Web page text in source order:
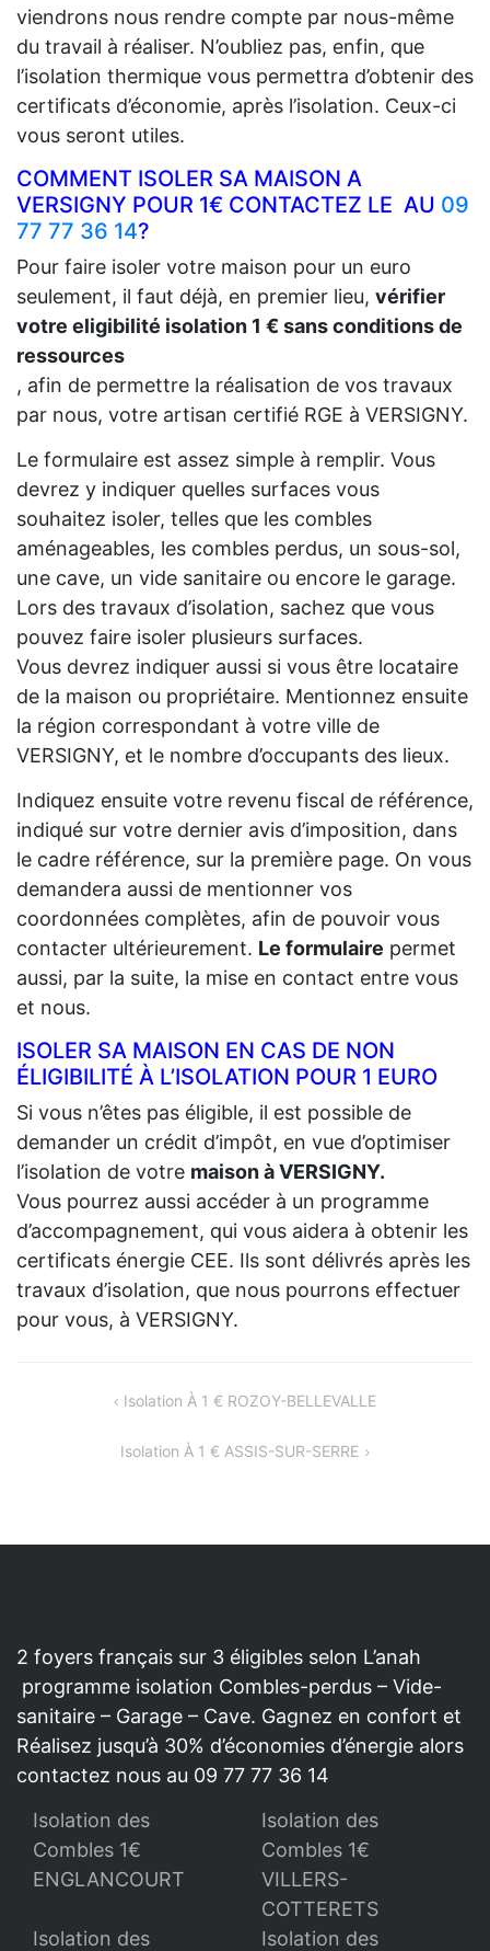
viendrons nous rendre compte par nous-même
du travail à réaliser. N’oubliez pas, enfin, que
l’isolation thermique vous permettra d’obtenir des
certificats d’économie, après l’isolation. Ceux-ci
vous seront utiles.
COMMENT ISOLER SA MAISON A
VERSIGNY POUR 1€ CONTACTEZ LE AU 09
77 77 36 14?
Pour faire isoler votre maison pour un euro
seulement, il faut déjà, en premier lieu, vérifier
votre eligibilité isolation 1 € sans conditions de
ressources
, afin de permettre la réalisation de vos travaux
par nous, votre artisan certifié RGE à VERSIGNY.
Le formulaire est assez simple à remplir. Vous
devrez y indiquer quelles surfaces vous
souhaitez isoler, telles que les combles
aménageables, les combles perdus, un sous-sol,
une cave, un vide sanitaire ou encore le garage.
Lors des travaux d’isolation, sachez que vous
pouvez faire isoler plusieurs surfaces.
Vous devrez indiquer aussi si vous être locataire
de la maison ou propriétaire. Mentionnez ensuite
la région correspondant à votre ville de
VERSIGNY, et le nombre d’occupants des lieux.
Indiquez ensuite votre revenu fiscal de référence,
indiqué sur votre dernier avis d’imposition, dans
le cadre référence, sur la première page. On vous
demandera aussi de mentionner vos
coordonnées complètes, afin de pouvoir vous
contacter ultérieurement. Le formulaire permet
aussi, par la suite, la mise en contact entre vous
et nous.
ISOLER SA MAISON EN CAS DE NON
ÉLIGIBILITÉ À L’ISOLATION POUR 1 EURO
Si vous n’êtes pas éligible, il est possible de
demander un crédit d’impôt, en vue d’optimiser
l’isolation de votre maison à VERSIGNY.
Vous pourrez aussi accéder à un programme
d’accompagnement, qui vous aidera à obtenir les
certificats énergie CEE. Ils sont délivrés après les
travaux d’isolation, que nous pourrons effectuer
pour vous, à VERSIGNY.
NAVIGATIONIsolation À 1 € ROZOY-BELLEVALLE
Isolation À 1 € ASSIS-SUR-SERRE
2 foyers français sur 3 éligibles selon L’anah
programme isolation Combles-perdus – Vide-
sanitaire – Garage – Cave. Gagnez en confort et
Réalisez jusqu’à 30% d’économies d’énergie alors
contactez nous au 09 77 77 36 14
Isolation des
Combles 1€
ENGLANCOURT
Isolation des
Combles 1€
VILLERS-
COTTERETS
Isolation des
Isolation des